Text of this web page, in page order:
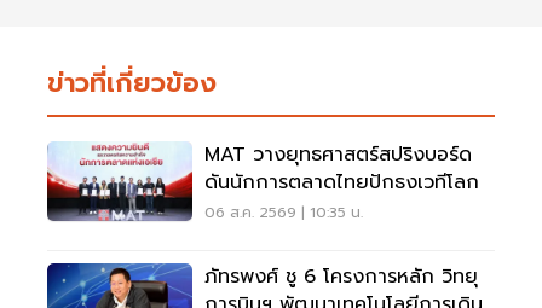
ข่าวที่เกี่ยวข้อง
MAT วางยุทธศาสตร์สปริงบอร์ด
ดันนักการตลาดไทยปักธงเวทีโลก
06 ส.ค. 2569 | 10:35 น.
ภัทรพงศ์ ชู 6 โครงการหลัก วิทยุ